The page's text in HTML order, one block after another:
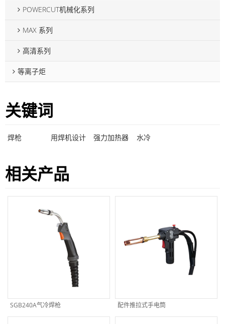
POWERCUT机械化系列
MAX 系列
高清系列
等离子炬
关键词
焊枪 用焊机设计 强力加热器 水冷
相关产品
SGB240A气冷焊枪 配件推拉式手电筒